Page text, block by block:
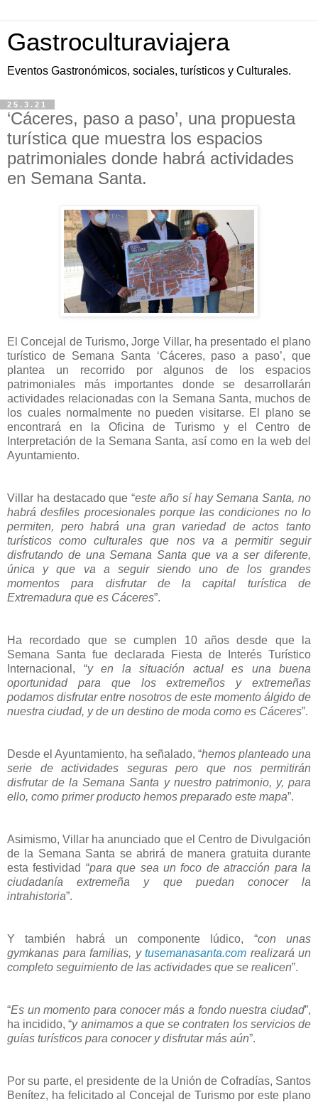
Gastroculturaviajera
Eventos Gastronómicos, sociales, turísticos y Culturales.
25.3.21
‘Cáceres, paso a paso’, una propuesta
turística que muestra los espacios
patrimoniales donde habrá actividades
en Semana Santa.
El Concejal de Turismo, Jorge Villar, ha presentado el plano
turístico de Semana Santa ‘Cáceres, paso a paso’, que
plantea un recorrido por algunos de los espacios
patrimoniales más importantes donde se desarrollarán
actividades relacionadas con la Semana Santa, muchos de
los cuales normalmente no pueden visitarse. El plano se
encontrará en la Oficina de Turismo y el Centro de
Interpretación de la Semana Santa, así como en la web del
Ayuntamiento.
Villar ha destacado que “este año sí hay Semana Santa, no
habrá desfiles procesionales porque las condiciones no lo
permiten, pero habrá una gran variedad de actos tanto
turísticos como culturales que nos va a permitir seguir
disfrutando de una Semana Santa que va a ser diferente,
única y que va a seguir siendo uno de los grandes
momentos para disfrutar de la capital turística de
Extremadura que es Cáceres”.
Ha recordado que se cumplen 10 años desde que la
Semana Santa fue declarada Fiesta de Interés Turístico
Internacional, “y en la situación actual es una buena
oportunidad para que los extremeños y extremeñas
podamos disfrutar entre nosotros de este momento álgido de
nuestra ciudad, y de un destino de moda como es Cáceres”.
Desde el Ayuntamiento, ha señalado, “hemos planteado una
serie de actividades seguras pero que nos permitirán
disfrutar de la Semana Santa y nuestro patrimonio, y, para
ello, como primer producto hemos preparado este mapa”.
Asimismo, Villar ha anunciado que el Centro de Divulgación
de la Semana Santa se abrirá de manera gratuita durante
esta festividad “para que sea un foco de atracción para la
ciudadanía extremeña y que puedan conocer la
intrahistoria”.
Y también habrá un componente lúdico, “con unas
gymkanas para familias, y tusemanasanta.com realizará un
completo seguimiento de las actividades que se realicen”.
“Es un momento para conocer más a fondo nuestra ciudad”,
ha incidido, “y animamos a que se contraten los servicios de
guías turísticos para conocer y disfrutar más aún”.
Por su parte, el presidente de la Unión de Cofradías, Santos
Benítez, ha felicitado al Concejal de Turismo por este plano